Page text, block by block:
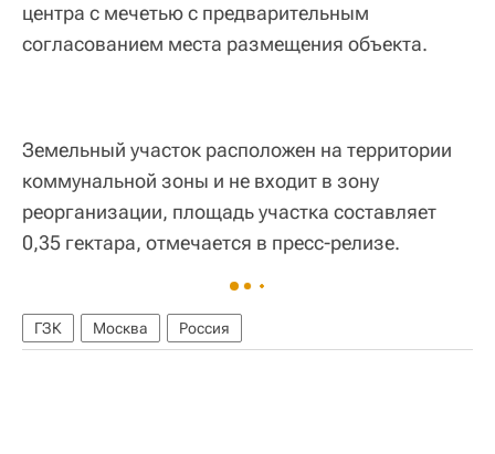
центра с мечетью с предварительным
согласованием места размещения объекта.
Земельный участок расположен на территории
коммунальной зоны и не входит в зону
реорганизации, площадь участка составляет
0,35 гектара, отмечается в пресс-релизе.
ГЗК Москва Россия